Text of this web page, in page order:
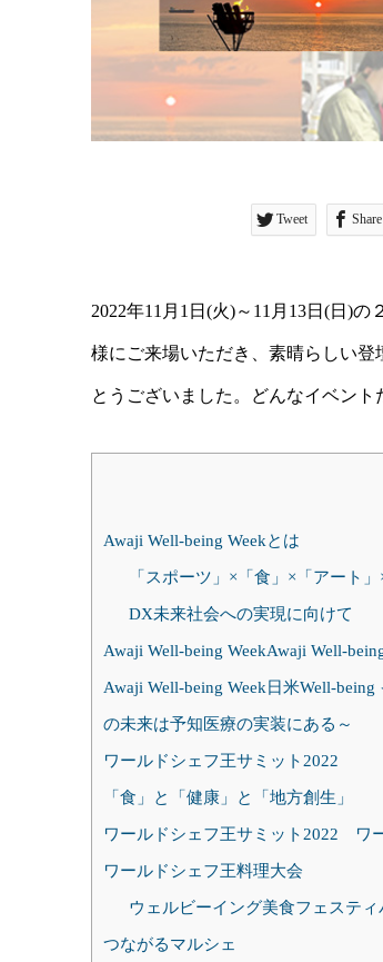
Tweet Share
2022年11月1日(火)～11月13日(日)
様にご来場いただき、素晴らしい
とうございました。どんなイベント
Awaji Well-being Weekとは
「スポーツ」×「食」×「アート
DX未来社会への実現に向けて
Awaji Well-being WeekAwaji Well-
Awaji Well-being Week日米Well-
の未来は予知医療の実装にある～
ワールドシェフ王サミット2022
「食」と「健康」と「地方創生」
ワールドシェフ王サミット2022 ワ
ワールドシェフ王料理大会
ウェルビーイング美食フェスティ
つながるマルシェ